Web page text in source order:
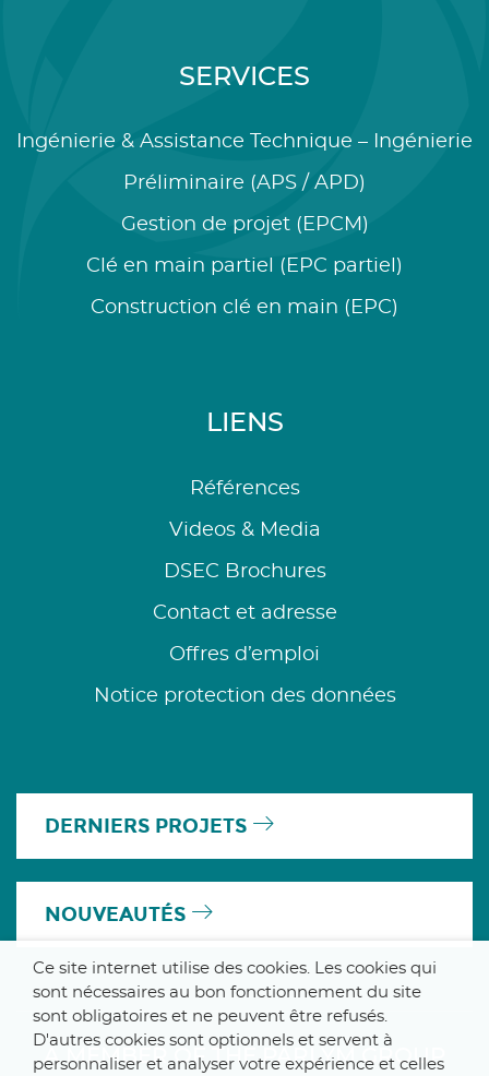
SERVICES
Ingénierie & Assistance Technique – Ingénierie
Préliminaire (APS / APD)
Gestion de projet (EPCM)
Clé en main partiel (EPC partiel)
Construction clé en main (EPC)
LIENS
Références
Videos & Media
DSEC Brochures
Contact et adresse
Offres d’emploi
Notice protection des données
DERNIERS PROJETS
NOUVEAUTÉS
A MEMBER OF THE PARLYM GROUP
Ce site internet utilise des cookies. Les cookies qui
sont nécessaires au bon fonctionnement du site
sont obligatoires et ne peuvent être refusés.
D'autres cookies sont optionnels et servent à
personnaliser et analyser votre expérience et celles